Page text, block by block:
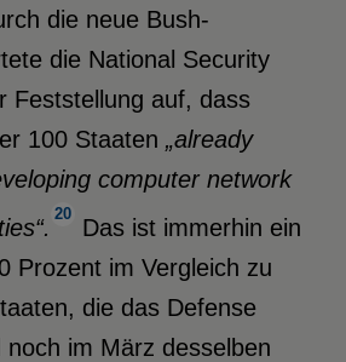
die neue Bush-
die National Security
Feststellung auf, dass
100 Staaten „already
computer network
20
Das ist immerhin ein
Prozent im Vergleich zu
die das Defense
noch im März desselben